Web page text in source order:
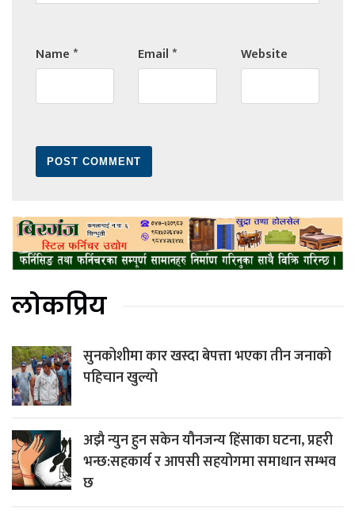
Name* Email* Website
लोकप्रिय
सुनकोशीमा कार खस्दा बेपत्ता भएका तीन जनाको
पहिचान खुल्यो
अझै न्युन हुन सकेन यौनजन्य हिंसाका घटना, प्रहरी
भन्छ:सहकार्य र आपसी सहयोगमा समाधान सम्भव
छ